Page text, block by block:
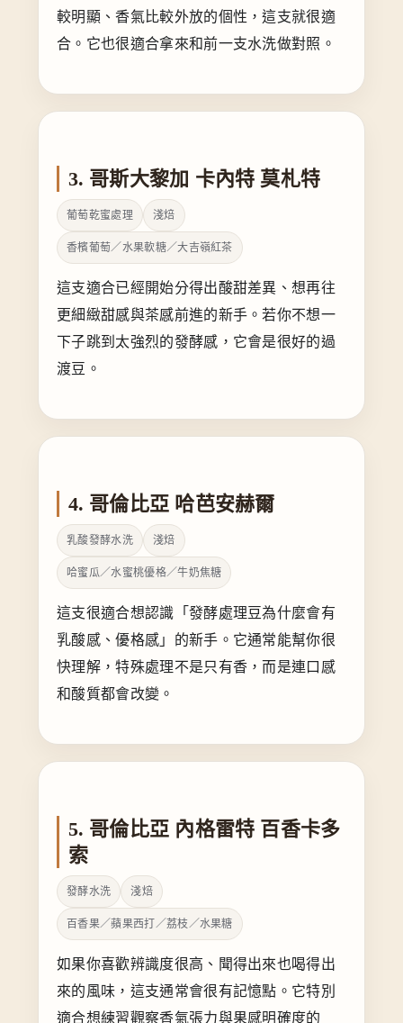
較明顯、香氣比較外放的個性，這支就很適
合。它也很適合拿來和前一支水洗做對照。
3. 哥斯大黎加 卡內特 莫札特
葡萄乾蜜處理 淺焙
香檳葡萄／水果軟糖／大吉嶺紅茶
這支適合已經開始分得出酸甜差異、想再往
更細緻甜感與茶感前進的新手。若你不想一
下子跳到太強烈的發酵感，它會是很好的過
渡豆。
4. 哥倫比亞 哈芭安赫爾
乳酸發酵水洗 淺焙
哈蜜瓜／水蜜桃優格／牛奶焦糖
這支很適合想認識「發酵處理豆為什麼會有
乳酸感、優格感」的新手。它通常能幫你很
快理解，特殊處理不是只有香，而是連口感
和酸質都會改變。
5. 哥倫比亞 內格雷特 百香卡多
索
發酵水洗 淺焙
百香果／蘋果西打／荔枝／水果糖
如果你喜歡辨識度很高、聞得出來也喝得出
來的風味，這支通常會很有記憶點。它特別
適合想練習觀察香氣張力與果感明確度的